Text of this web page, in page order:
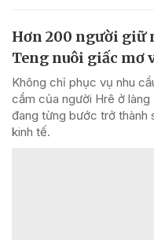
Hơn 200 người giữ
Teng nuôi giấc mơ
Không chỉ phục vụ nhu
cẩm của người Hrê ở làng
đang từng bước trở thành
kinh tế.